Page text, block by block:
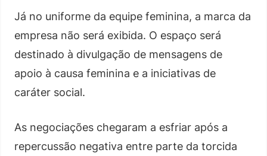
Já no uniforme da equipe feminina, a marca da
empresa não será exibida. O espaço será
destinado à divulgação de mensagens de
apoio à causa feminina e a iniciativas de
caráter social.
As negociações chegaram a esfriar após a
repercussão negativa entre parte da torcida